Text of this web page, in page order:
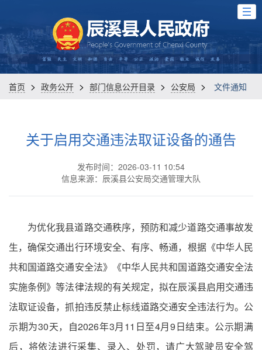
首页 > 政务公开 > 部门信息公开目录 > 公安局 > 文件通知
关于启用交通违法取证设备的通告
发布时间：2026-03-11 10:54
信息来源：辰溪县公安局交通管理大队
为优化我县道路交通秩序，预防和减少道路交通事故发
生，确保交通出行环境安全、有序、畅通，根据《中华人民
共和国道路交通安全法》《中华人民共和国道路交通安全法
实施条例》等法律法规的有关规定，拟在辰溪县启用交通违
法取证设备，抓拍违反禁止标线道路交通安全违法行为。公
示期为30天，自2026年3月11日至4月9日结束。公示期满
后，将依法进行采集、录入、处罚，请广大驾驶员安全驾